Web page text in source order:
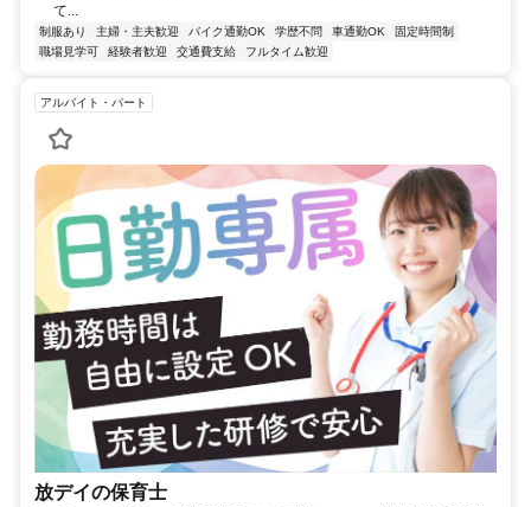
て...
制服あり 主婦・主夫歓迎 バイク通勤OK 学歴不問 車通勤OK
固定時間制
職場見学可
経験者歓迎 交通費支給 フルタイム歓迎
アルバイト・パート
放デイの保育士